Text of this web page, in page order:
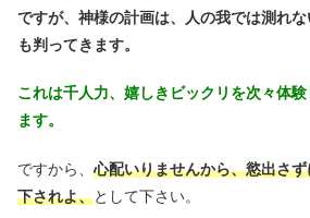
ですが、神様の計画は、人の我では測れ
も判ってきます。
これは千人力、嬉しきビックリを次々体
ます。
ですから、 心配いりませんから、慾出さ
下されよ、として下さい。